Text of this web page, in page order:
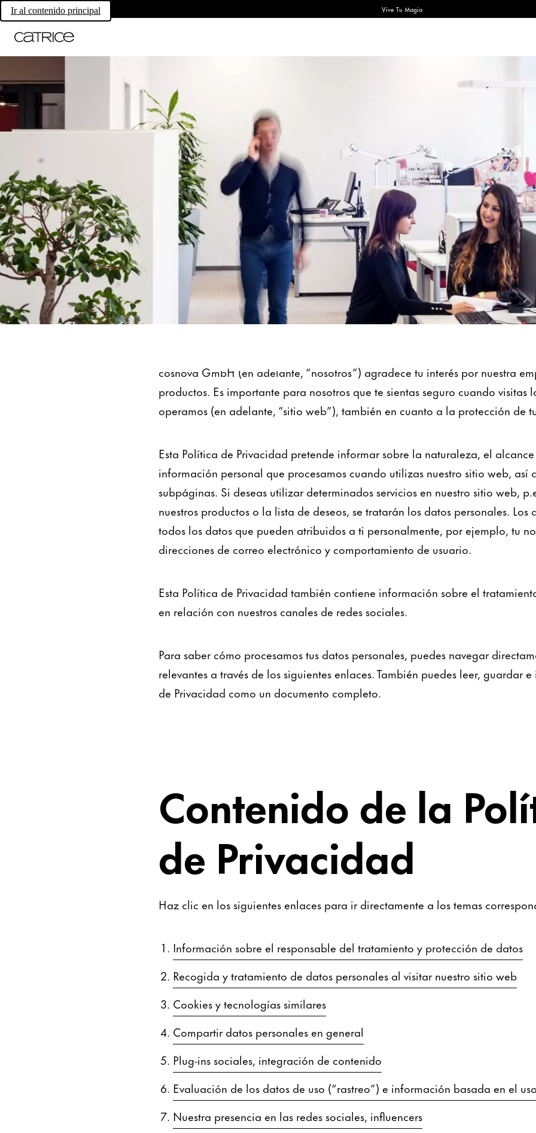
Ir al contenido principal Vive Tu Magia
Protección de datoscosnova GmbH (en adelante, “nosotros”) agradece tu interés por nuestra
productos. Es importante para nosotros que te sientas seguro cuando visitas
operamos (en adelante, “sitio web”), también en cuanto a la protección de
Esta Política de Privacidad pretende informar sobre la naturaleza, el
información personal que procesamos cuando utilizas nuestro sitio web, así
subpáginas. Si deseas utilizar determinados servicios en nuestro sitio web,
nuestros productos o la lista de deseos, se tratarán los datos personales. Los
todos los datos que pueden atribuidos a ti personalmente, por ejemplo, tu
direcciones de correo electrónico y comportamiento de usuario.
Esta Política de Privacidad también contiene información sobre el
en relación con nuestros canales de redes sociales.
Para saber cómo procesamos tus datos personales, puedes navegar
relevantes a través de los siguientes enlaces. También puedes leer, guardar
de Privacidad como un documento completo.
Contenido de la
de Privacidad
Haz clic en los siguientes enlaces para ir directamente a los temas
Información sobre el responsable del tratamiento y protección de datos
Recogida y tratamiento de datos personales al visitar nuestro sitio web
Cookies y tecnologías similares
Compartir datos personales en general
Plug-ins sociales, integración de contenido
Evaluación de los datos de uso (“rastreo”) e información basada en el
Nuestra presencia en las redes sociales, influencers